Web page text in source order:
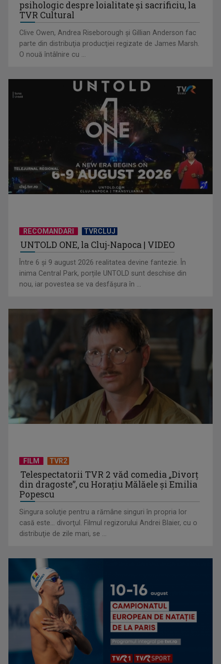
Adaptarea românilor la presiunea economică
Deciziile Summitului NATO de la Ankara și evaluarea
Summitul NATO de la Ankara, sub semnul lui Trump. Relatări
şi corespondenţe ...
Summit la Ankara: NATO va apăra fiecare centimetru din
„Sunt un om absolut normal, pasionat de sport ...
COSTIN DEŞLIU
Într-o lume în care sportul înseamnă nu doar ...
CRISTIAN PETRU
psihologic despre loialitate și sacrificiu, la
TVR Cultural
Clive Owen, Andrea Riseborough şi Gillian Anderson fac
parte din distribuţia producţiei regizate de James Marsh.
O nouă întâlnire cu ...
RECOMANDARI TVRCLUJ
UNTOLD ONE, la Cluj-Napoca | VIDEO
Între 6 și 9 august 2026 realitatea devine fantezie. În
inima Central Park, porțile UNTOLD sunt deschise din
nou, iar povestea se va desfășura în ...
FILM TVR2
Telespectatorii TVR 2 văd comedia „Divorţ
din dragoste”, cu Horaţiu Mălăele şi Emilia
Popescu
Singura soluţie pentru a rămâne singuri în propria lor
casă este... divorţul. Filmul regizorului Andrei Blaier, cu o
distribuţie de zile mari, se ...